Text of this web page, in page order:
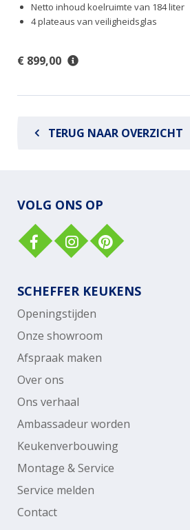
Netto inhoud koelruimte van 184 liter
4 plateaus van veiligheidsglas
€ 899,00
TERUG NAAR OVERZICHT
VOLG ONS OP
SCHEFFER KEUKENS
Openingstijden
Onze showroom
Afspraak maken
Over ons
Ons verhaal
Ambassadeur worden
Keukenverbouwing
Montage & Service
Service melden
Contact